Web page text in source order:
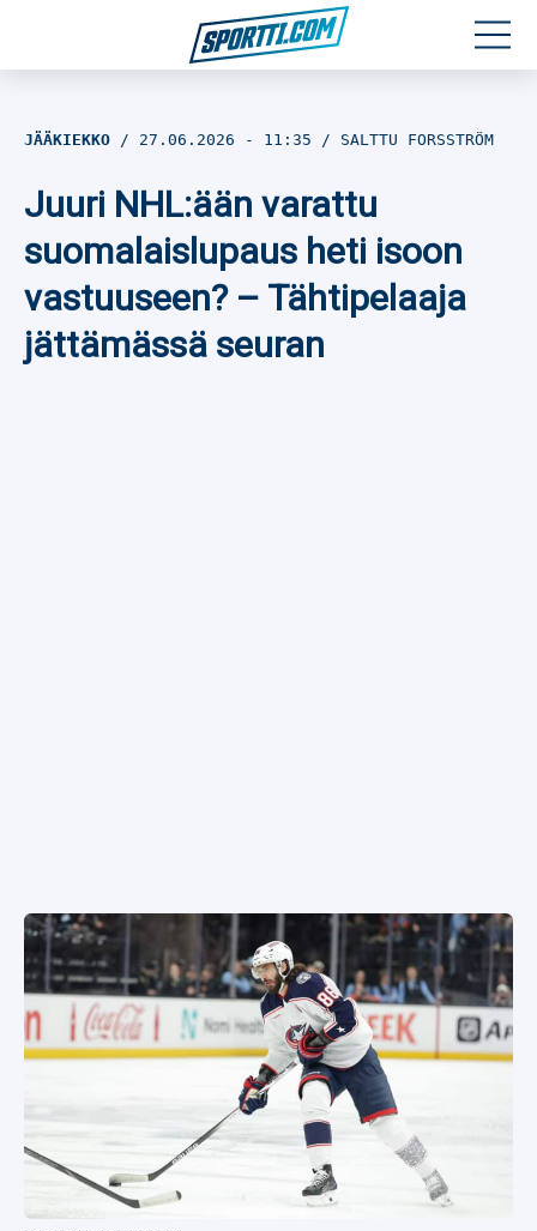
Jalkapallo
Yleisurheilu
Talviurheilu
JÄÄKIEKKO 27.06.2026 - 11:35 SALTTU FORSSTRÖM
Juuri NHL:ään varattu
suomalaislupaus heti isoon
vastuuseen? – Tähtipelaaja
jättämässä seuran